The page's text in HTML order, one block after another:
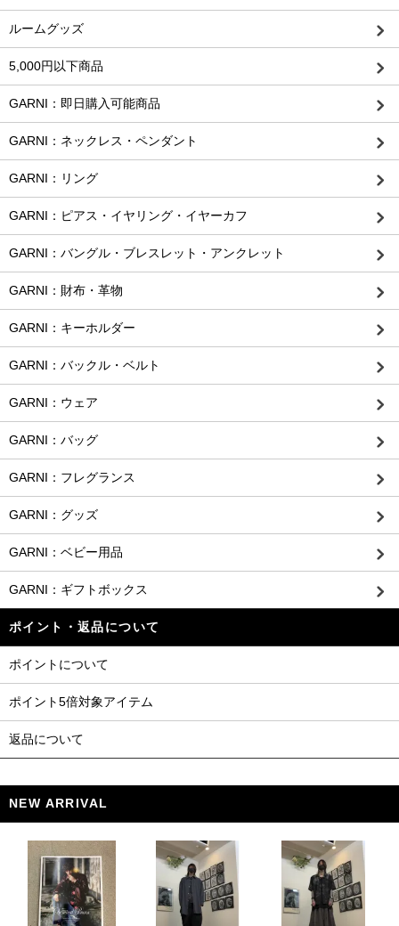
ルームグッズ
5,000円以下商品
GARNI：即日購入可能商品
GARNI：ネックレス・ペンダント
GARNI：リング
GARNI：ピアス・イヤリング・イヤーカフ
GARNI：バングル・ブレスレット・アンクレット
GARNI：財布・革物
GARNI：キーホルダー
GARNI：バックル・ベルト
GARNI：ウェア
GARNI：バッグ
GARNI：フレグランス
GARNI：グッズ
GARNI：ベビー用品
GARNI：ギフトボックス
ポイント・返品について
ポイントについて
ポイント5倍対象アイテム
返品について
NEW ARRIVAL